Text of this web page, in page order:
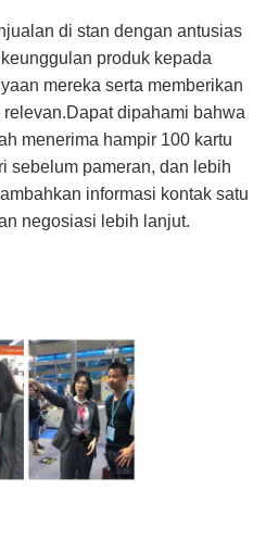
di stan dengan antusias
produk kepada
mereka serta memberikan
dipahami bahwa
menerima hampir 100 kartu
sebelum pameran, dan lebih
informasi kontak satu
negosiasi lebih lanjut.